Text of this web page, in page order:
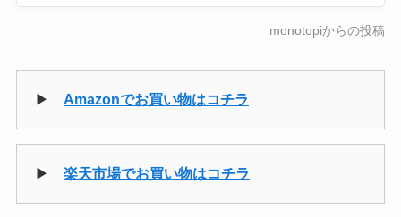
monotopiからの投稿
▶ Amazonでお買い物はコチラ
▶ 楽天市場でお買い物はコチラ